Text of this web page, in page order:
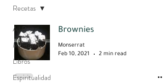
All Posts
Mi Historia
Libros
Espiritualidad
Recetas
Brownies
Monserrat
Feb 10, 2021
2 min read